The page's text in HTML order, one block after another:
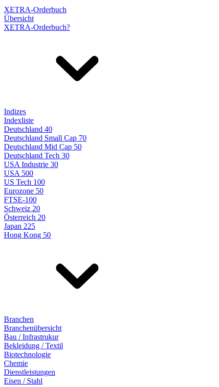
XETRA-Orderbuch
Übersicht
XETRA-Orderbuch?
Indizes
Indexliste
Deutschland 40
Deutschland Small Cap 70
Deutschland Mid Cap 50
Deutschland Tech 30
USA Industrie 30
USA 500
US Tech 100
Eurozone 50
FTSE-100
Schweiz 20
Österreich 20
Japan 225
Hong Kong 50
Branchen
Branchenübersicht
Bau / Infrastrukur
Bekleidung / Textil
Biotechnologie
Chemie
Dienstleistungen
Eisen / Stahl